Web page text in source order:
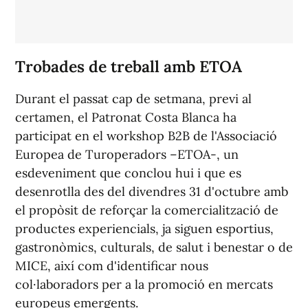
Trobades de treball amb ETOA
Durant el passat cap de setmana, previ al
certamen, el Patronat Costa Blanca ha
participat en el workshop B2B de l'Associació
Europea de Turoperadors –ETOA-, un
esdeveniment que conclou hui i que es
desenrotlla des del divendres 31 d'octubre amb
el propòsit de reforçar la comercialització de
productes experiencials, ja siguen esportius,
gastronòmics, culturals, de salut i benestar o de
MICE, així com d'identificar nous
col·laboradors per a la promoció en mercats
europeus emergents.